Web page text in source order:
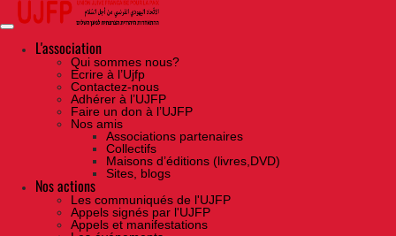
Skip
the
contentL'association
Qui sommes nous?
Ecrire à l’Ujfp
Contactez-nous
Adhérer à l’UJFP
Faire un don à l’UJFP
Nos amis
Associations partenaires
Collectifs
Maisons d’éditions (livres,DVD)
Sites, blogs
Nos actions
Les communiqués de l'UJFP
Appels signés par l'UJFP
Appels et manifestations